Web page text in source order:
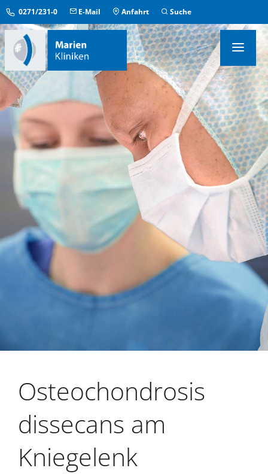
0271/231-0 E-Mail Anfahrt Suche
KLINIKEN & INSTITUTE
MEDIZINISCHE ZENTREN
ÜBERGREIFENDE EINRICHTUNGEN
PFLEGE & AUFENTHALT
KONTAKT & SERVICE
IM NOTFALL
Osteochondrosis
dissecans am
Kniegelenk